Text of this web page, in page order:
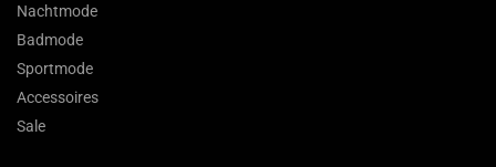
Nachtmode
Badmode
Sportmode
Accessoires
Sale